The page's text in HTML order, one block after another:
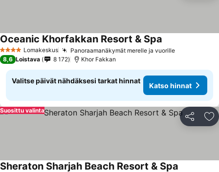
4 TähtiluokitusLomakeskus Panoraamanäkymät merelle ja vuorille
Oceanic Khorfakkan Resort & Spa
8,6 Loistava 8 172 Khor Fakkan
Valitse päivät nähdäksesi tarkat hinnat
Katso hinnat
Jaa
Suosittu valinta
Sheraton Sharjah Beach Resort & Spa